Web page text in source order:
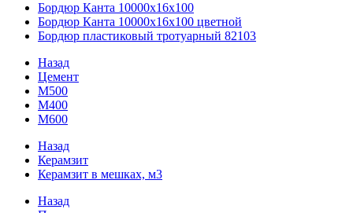
Бордюр Канта 10000x16x100
Бордюр Канта 10000x16x100 цветной
Бордюр пластиковый тротуарный 82103
Назад
Цемент
М500
М400
М600
Назад
Керамзит
Керамзит в мешках, м3
Назад